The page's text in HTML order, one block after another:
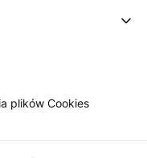
plików Cookies